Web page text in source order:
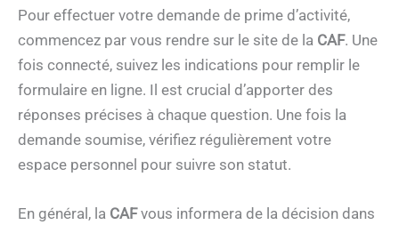
Pour effectuer votre demande de prime d’activité,
commencez par vous rendre sur le site de la CAF. Une
fois connecté, suivez les indications pour remplir le
formulaire en ligne. Il est crucial d’apporter des
réponses précises à chaque question. Une fois la
demande soumise, vérifiez régulièrement votre
espace personnel pour suivre son statut.
En général, la CAFvous informera de la décision dans